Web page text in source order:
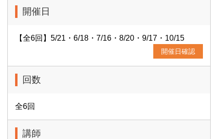
開催日
【全6回】5/21・6/18・7/16・8/20・9/17・10/15
開催日確認
回数
全6回
講師